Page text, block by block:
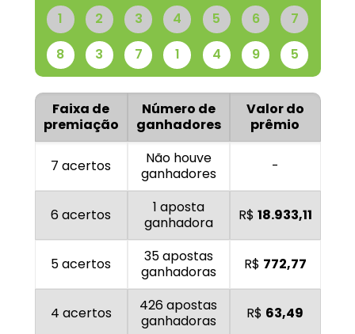
1 2 3 4 5 6
7
8
3 7 1 4 9 5
Faixa de
premiação
Número de
ganhadores
Valor do
prêmio
7 acertos
Não houve
ganhadores
-
6 acertos
1 aposta
ganhadora
R$ 18.933,11
5 acertos
35 apostas
ganhadoras
R$ 772,77
4 acertos
426 apostas
ganhadoras
R$ 63,49